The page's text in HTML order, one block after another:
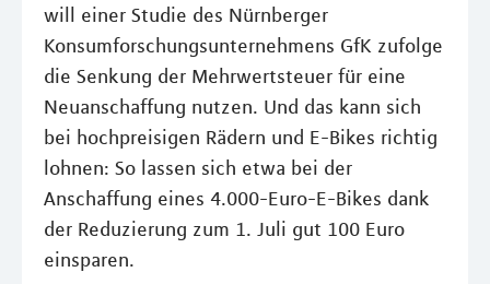
will einer Studie des Nürnberger
Konsumforschungsunternehmens GfK zufolge
die Senkung der Mehrwertsteuer für eine
Neuanschaffung nutzen. Und das kann sich
bei hochpreisigen Rädern und E-Bikes richtig
lohnen: So lassen sich etwa bei der
Anschaffung eines 4.000-Euro-E-Bikes dank
der Reduzierung zum 1. Juli gut 100 Euro
einsparen.